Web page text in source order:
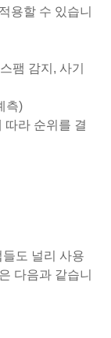
용할 수 있습니
팸 감지, 사기
측)
따라 순위를 결
도 널리 사용
다음과 같습니